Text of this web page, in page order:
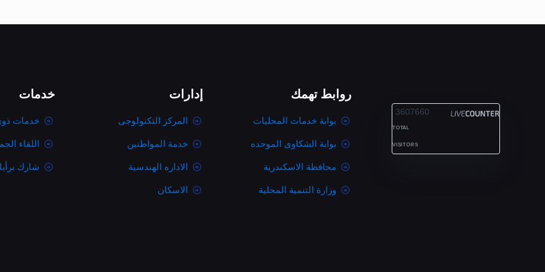
3607660
TOTAL
VISITORS
روابط تهمك
بوابة خدمات المحليات
بوابة الشكاوى الموحده
محافظة الاسكندرية
وزارة التنمية المحلية
إدارات
المركز التكنولوجى
خدمة المواطنين
الاداره الهندسية
الاسكان
خدمات
خدمات
اللقاء
شارك